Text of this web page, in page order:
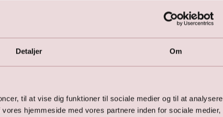
Detaljer Om
til at vise dig funktioner til sociale medier og til at analysere
hjemmeside med vores partnere inden for sociale medier,
DKK